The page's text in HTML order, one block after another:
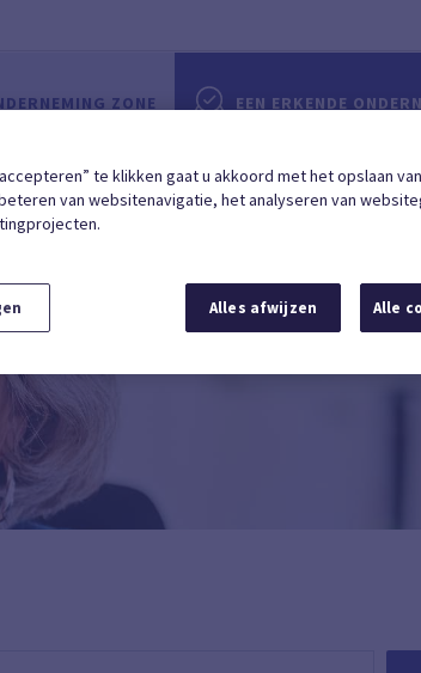
ZONE EEN ERKENDE
te klikken gaat u akkoord met het opslaan
van websitenavigatie, het analyseren van
Alles afwijzen Alle